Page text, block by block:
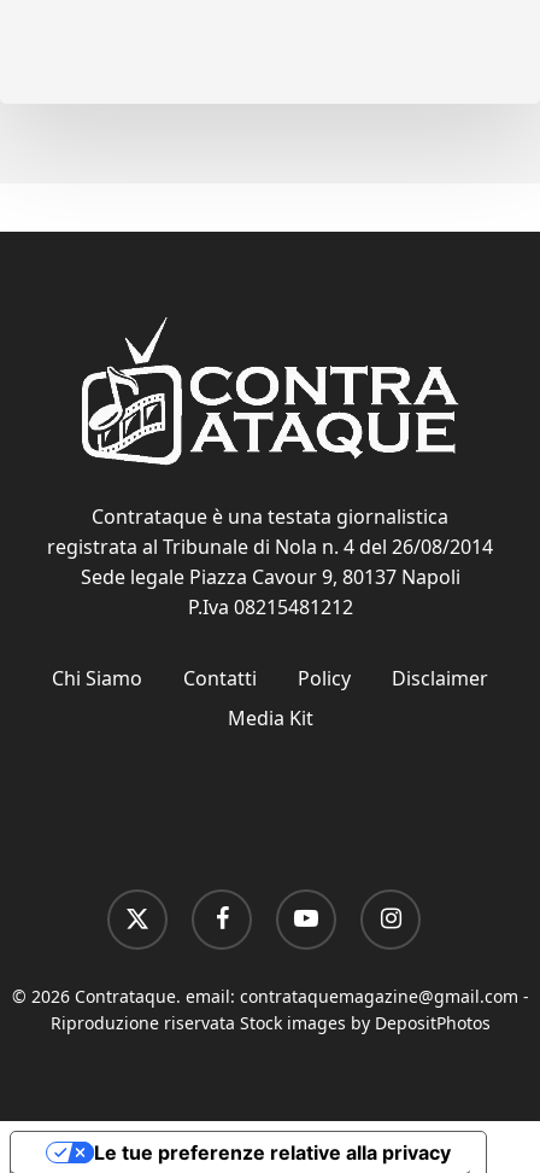
Contrataque è una testata giornalistica
registrata al Tribunale di Nola n. 4 del 26/08/2014
Sede legale Piazza Cavour 9, 80137 Napoli
P.Iva 08215481212
Chi Siamo Contatti Policy
Disclaimer
Media Kit
x-
twitter
facebook youtube instagram
© 2026 Contrataque. email: contrataquemagazine@gmail.com -
Riproduzione riservata Stock images by DepositPhotos
Le tue preferenze relative alla privacy